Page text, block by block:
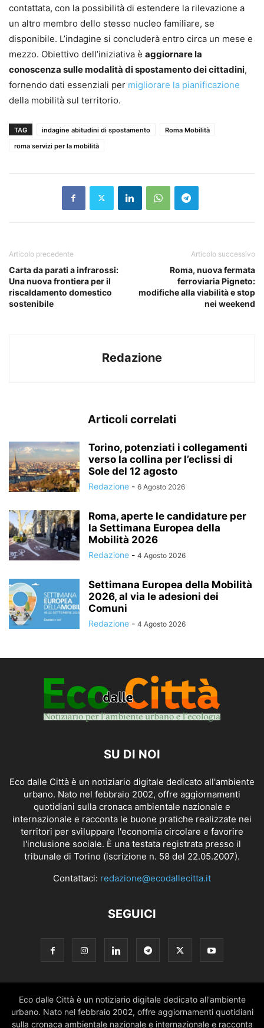
contattata, con la possibilità di estendere la rilevazione a
un altro membro dello stesso nucleo familiare, se
disponibile. L’indagine si concluderà entro circa un mese e
mezzo. Obiettivo dell’iniziativa è aggiornare la
conoscenza sulle modalità di spostamento dei cittadini,
fornendo dati essenziali per migliorare la pianificazione
della mobilità sul territorio.
TAG indagine abitudini di spostamento
Roma Mobilità
roma servizi per la mobilità
Articolo precedente
Carta da parati a infrarossi:
Una nuova frontiera per il
riscaldamento domestico
sostenibile
Articolo successivo
Roma, nuova fermata
ferroviaria Pigneto:
modifiche alla viabilità e stop
nei weekend
Redazione
Articoli correlati
Torino, potenziati i collegamenti
verso la collina per l’eclissi di
Sole del 12 agosto
Redazione - 6 Agosto 2026
Roma, aperte le candidature per
la Settimana Europea della
Mobilità 2026
Redazione - 4 Agosto 2026
Settimana Europea della Mobilità
2026, al via le adesioni dei
Comuni
Redazione - 4 Agosto 2026
SU DI NOI
Eco dalle Città è un notiziario digitale dedicato all'ambiente
urbano. Nato nel febbraio 2002, offre aggiornamenti
quotidiani sulla cronaca ambientale nazionale e
internazionale e racconta le buone pratiche realizzate nei
territori per sviluppare l'economia circolare e favorire
l'inclusione sociale. È una testata registrata presso il
tribunale di Torino (iscrizione n. 58 del 22.05.2007).
Contattaci: redazione@ecodallecitta.it
SEGUICI
Eco dalle Città è un notiziario digitale dedicato all'ambiente
urbano. Nato nel febbraio 2002, offre aggiornamenti quotidiani
sulla cronaca ambientale nazionale e internazionale e racconta